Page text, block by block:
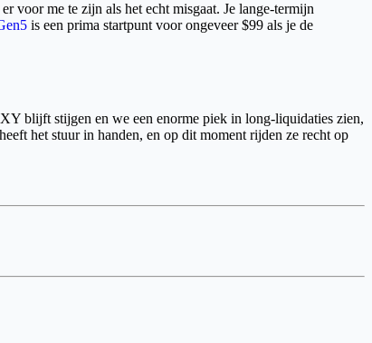
voor me te zijn als het echt misgaat. Je lange-termijn
is een prima startpunt voor ongeveer $99 als je de
blijft stijgen en we een enorme piek in long-liquidaties zien,
het stuur in handen, en op dit moment rijden ze recht op